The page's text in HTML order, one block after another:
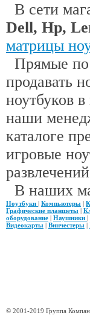
В сети
Dell, Hp,
матрицы
Прямые
продавать
ноутбуков
наши
каталоге
игровые
В наших
Ноутбуки | Компьютеры |
Графические планшеты |
оборудование | Наушники |
Видеокарты | Винчестеры |
© 2001-2019 Группа